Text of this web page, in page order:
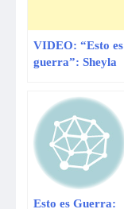
VIDEO: “Esto es
guerra”: Sheyla
ataque de pánico
ante cámaras
Esto es Guerra: